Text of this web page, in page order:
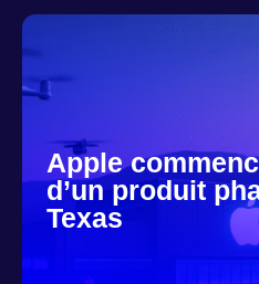
Apple
d’un produit
Texas